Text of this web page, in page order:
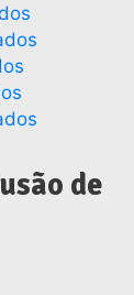
de